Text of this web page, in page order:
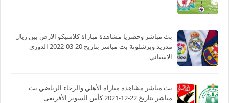
بث مباشر وحصريا مشاهدة مباراة كلاسيكو الارض بين ريال
مدريد وبرشلونة بث مباشر بتاريخ 20-03-2022 الدوري
الاسباني
بث مباشر مشاهدة مباراة الأهلي والرجاء الرياضي بث
مباشر بتاريخ 22-12-2021 كأس السوبر الأفريقى